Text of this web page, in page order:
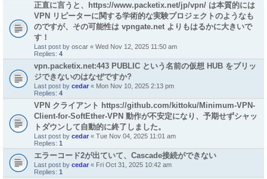
正直に言うと、https://www.packetix.net/jp/vpn/ は本質的には
VPN リピーターに関する学術的な実験プロジェクトのようなも
のですが、その可能性は vpngate.net よりもはるかに大きいで
す！
Last post by oscar « Wed Nov 12, 2025 11:50 am
Replies: 4
vpn.packetix.net:443 PUBLIC という名前の仮想 HUB をブリッ
ジできないのはなぜですか?
Last post by cedar « Mon Nov 10, 2025 2:13 pm
Replies: 4
VPN クライアント https://github.com/kittoku/Minimum-VPN-
Client-for-SoftEther-VPN 動作が不安定になり、予期せずシャッ
トダウンして自動的に終了しました。
Last post by cedar « Tue Nov 04, 2025 11:01 am
Replies: 1
エラーコード2が出ていて、Cascade接続ができない
Last post by cedar « Fri Oct 31, 2025 10:42 am
Replies: 1